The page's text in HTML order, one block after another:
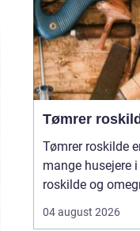
Tømrer
Tømrer roskilde
mange husejere i
roskilde og
en håndværker,
04 august 2026